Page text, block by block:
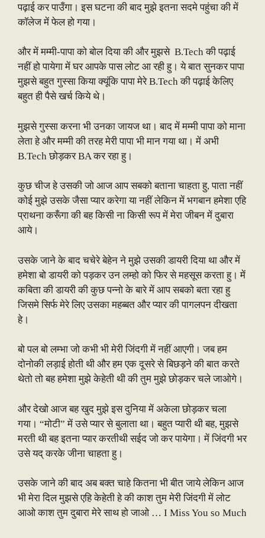
पढ़ाई कर पाउँगा। इस घटना की बाद मुझे इतना सदमे पहुंचा की में
कॉलेज में फेल हो गया।
और में मम्मी-पापा को बोल दिया की और मुझसे B.Tech की पढ़ाई
नहीं हो पायेगा में घर आपके पास लोट आ रही हु। ये बात सुनकर पापा
मुझसे बहुत गुस्सा किया क्यूंकि पापा मेरे B.Tech की पढ़ाई केलिए
बहुत ही पैसे खर्च किये थे।
मुझसे गुस्सा करना भी उनका जायज था। बाद में मम्मी पापा को माना
लेता हे और मम्मी की तरह मेरी पापा भी मान गया था। में अभी
B.Tech छोड़कर BA कर रहा हु।
कुछ चीज हे उसकी जो आज आप सबको बताना चाहता हु, पाता नहीं
कोई मुझे उसके जैसा प्यार करेगा या नहीं लेकिन में भगबान हमेशा एहि
प्राथना करूँगा की बह किसी ना किसी रूप में मेरा जीबन में दुबारा
आये।
उसके जाने के बाद चचेरे बेहेन ने मुझे उसकी डायरी दिया था और में
हमेशा बो डायरी को पड़कर उन लम्हो को फिर से महसूस करता हु। में
कबिता की डायरी की कुछ पन्नो के बारे में आप सबको बता रहा हु
जिसमे सिर्फ मेरे लिए उसका महब्बत और प्यार की पागलपन दीखता
हे।
बो पल बो लम्भा जो कभी भी मेरी जिंदगी में नहीं आएगी। जब हम
दोनोकी लड़ाई होती थी और हम एक दूसरे से बिछड़ने की बात करते
थेतो तो बह हमेशा मुझे केहेती थी की तुम मुझे छोड़कर चले जाओगे।
और देखो आज बह खुद मुझे इस दुनिया में अकेला छोड़कर चला
गया। “मोटी” में उसे प्यार से बुलाता था। बहुत प्यारी थी बह, मुझसे
मरती थी बह इतना प्यार करतीथी सईद जो कर पायेगा। में जिंदगी भर
उसे यद् करके जीना चाहता हु।
उसके जाने की बाद अब बक्त चाहे कितना भी बीत जाये लेकिन आज
भी मेरा दिल मुझसे एहि केहेती हे की काश तुम मेरी जिंदगी में लोट
आओ काश तुम दुबारा मेरे साथ हो जाओ … I Miss You so Much